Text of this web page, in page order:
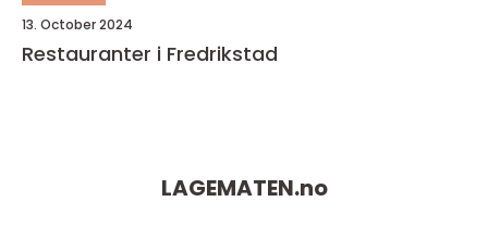
13. October 2024
Restauranter i Fredrikstad
LAGEMATEN.no